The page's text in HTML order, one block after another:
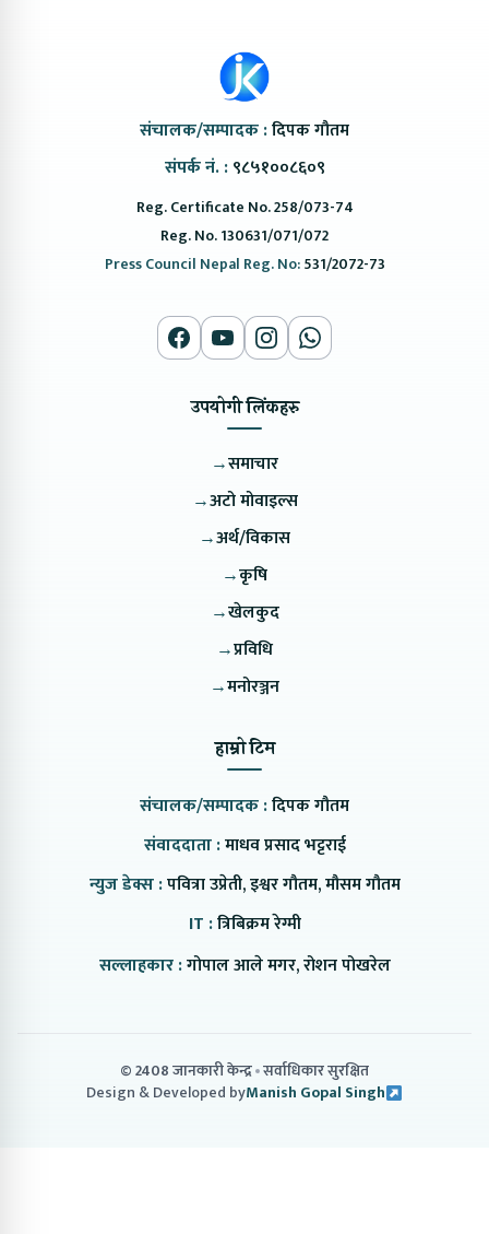
संचालक/सम्पादक :दिपक गौतम
संपर्क नं. : ९८५१००८६०९
Reg. Certificate No. 258/073-74
Reg. No. 130631/071/072
Press Council Nepal Reg. No:531/2072-73
उपयोगी लिंकहरु
→समाचार
→अटो मोवाइल्स
→अर्थ/विकास
→कृषि
→खेलकुद
→प्रविधि
→मनोरञ्जन
हाम्रो टिम
संचालक/सम्पादक :दिपक गौतम
संवाददाता :माधव प्रसाद भट्टराई
न्युज डेक्स :पवित्रा उप्रेती, इश्वर गौतम, मौसम गौतम
IT :त्रिबिक्रम रेग्मी
सल्लाहकार :गोपाल आले मगर, रोशन पोखरेल
© 2408 जानकारी केन्द्र सर्वाधिकार सुरक्षित
Design & Developed byManish Gopal Singh